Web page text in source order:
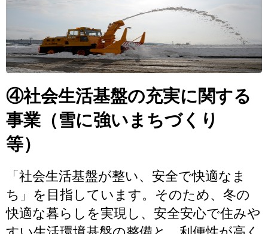
④社会生活基盤の充実に関する
事業（雪に強いまちづくり
等）
「社会生活基盤が整い、安全で快適なま
ち」を目指しています。そのため、冬の
快適な暮らしを実現し、安全安心で住みや